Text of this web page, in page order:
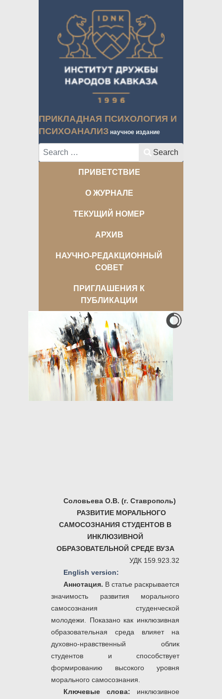
ПРИКЛАДНАЯ ПСИХОЛОГИЯ И
ПСИХОАНАЛИЗ научное издание
Search Search
ПРИВЕТСТВИЕ
О ЖУРНАЛЕ
ТЕКУЩИЙ НОМЕР
АРХИВ
НАУЧНО-РЕДАКЦИОННЫЙ
СОВЕТ
ПРИГЛАШЕНИЯ К
ПУБЛИКАЦИИ
Соловьева О.В. (г. Ставрополь)
РАЗВИТИЕ МОРАЛЬНОГО
САМОСОЗНАНИЯ СТУДЕНТОВ В
ИНКЛЮЗИВНОЙ
ОБРАЗОВАТЕЛЬНОЙ СРЕДЕ ВУЗА
УДК 159.923.32
English version:
Аннотация. В статье раскрывается
значимость развития морального
самосознания студенческой
молодежи. Показано как инклюзивная
образовательная среда влияет на
духовно-нравственный облик
студентов и способствует
формированию высокого уровня
морального самосознания.
Ключевые слова: инклюзивное